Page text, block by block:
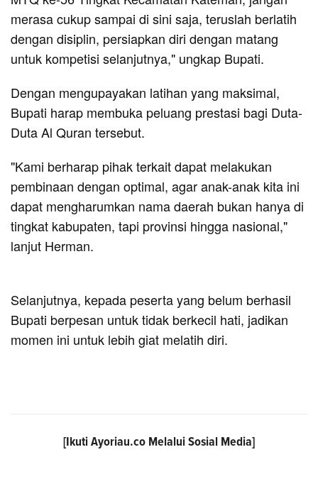
merasa cukup sampai di sini saja, teruslah berlatih
dengan disiplin, persiapkan diri dengan matang
untuk kompetisi selanjutnya," ungkap Bupati.
Dengan mengupayakan latihan yang maksimal,
Bupati harap membuka peluang prestasi bagi Duta-
Duta Al Quran tersebut.
"Kami berharap pihak terkait dapat melakukan
pembinaan dengan optimal, agar anak-anak kita ini
dapat mengharumkan nama daerah bukan hanya di
tingkat kabupaten, tapi provinsi hingga nasional,"
lanjut Herman.
Selanjutnya, kepada peserta yang belum berhasil
Bupati berpesan untuk tidak berkecil hati, jadikan
momen ini untuk lebih giat melatih diri.
[Ikuti Ayoriau.co Melalui Sosial Media]